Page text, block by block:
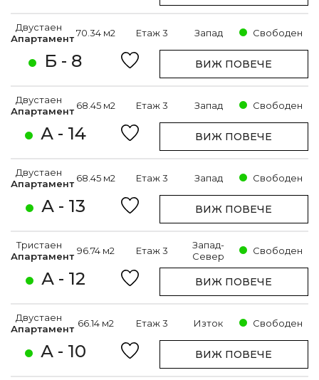
Б - 8
Двустаен
Апартамент70.34 м2 Етаж 3 Запад Свободен
ВИЖ ПОВЕЧЕ
А - 14
Двустаен
Апартамент 68.45 м2 Етаж 3 Запад Свободен
ВИЖ ПОВЕЧЕ
А - 13
Двустаен
Апартамент 68.45 м2 Етаж 3 Запад Свободен
ВИЖ ПОВЕЧЕ
А - 12
Тристаен
Апартамент 96.74 м2 Етаж 3
Запад-
Север
Свободен
ВИЖ ПОВЕЧЕ
А - 10
Двустаен
Апартамент 66.14 м2 Етаж 3 Изток Свободен
ВИЖ ПОВЕЧЕ